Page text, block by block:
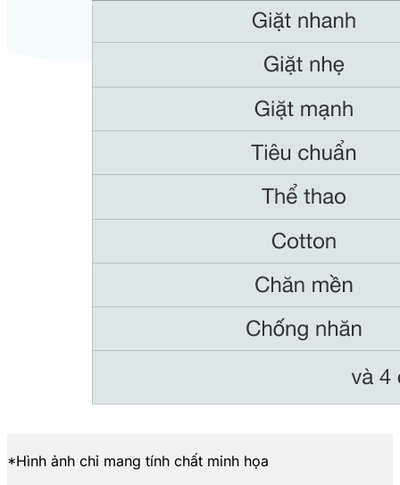
*Hình ảnh chỉ mang tính chất minh họa